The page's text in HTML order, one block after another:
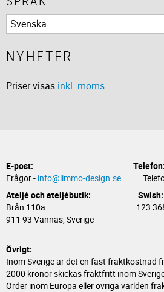
NYHETER
Priser visas inkl. moms
E-post:
Telefon:
Frågor - info@limmo-design.se
Ateljé och ateljébutik: Swish:
Brån 110a 123 368
911 93 Vännäs, Sverige
Övrigt:
Inom Sverige är det en fast fraktkostnad
2000 kronor skickas fraktfritt inom
Order inom Europa eller övriga världen